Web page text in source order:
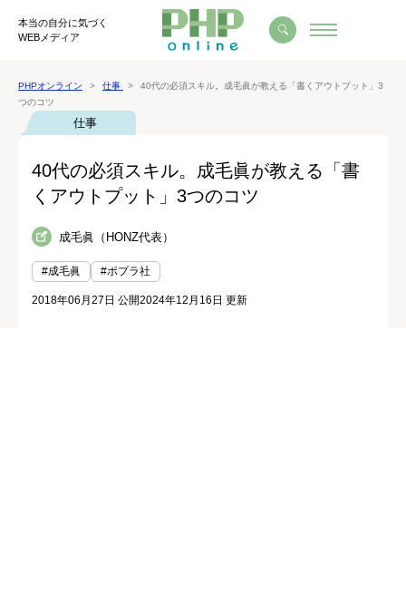
本当の自分に気づく
WEBメディア
PHPオンライン 仕事
40代の必須スキル。成毛眞が教える「書くアウトプット」3
つのコツ
仕事
40代の必須スキル。成毛眞が教える「書
くアウトプット」3つのコツ
成毛眞（HONZ代表）
#成毛眞 #ポプラ社
2018年06月27日 公開2024年12月16日 更新